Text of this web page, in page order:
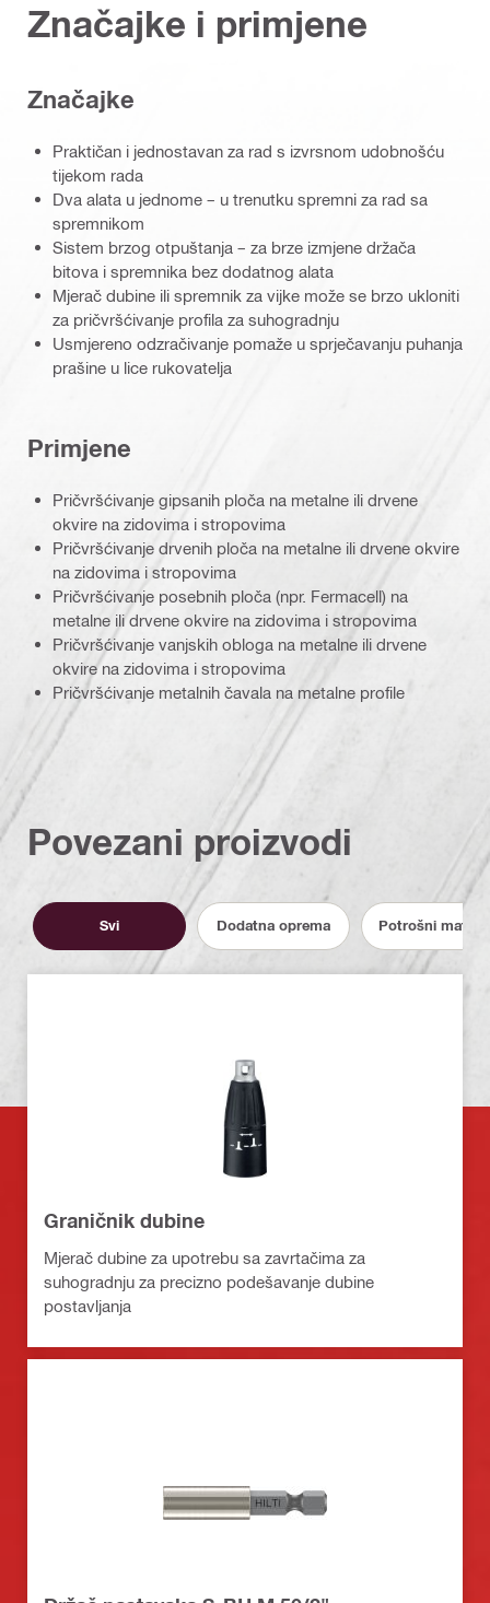
Značajke i primjene
Značajke
Praktičan i jednostavan za rad s izvrsnom udobnošću
tijekom rada
Dva alata u jednome – u trenutku spremni za rad sa
spremnikom
Sistem brzog otpuštanja – za brze izmjene držača
bitova i spremnika bez dodatnog alata
Mjerač dubine ili spremnik za vijke može se brzo ukloniti
za pričvršćivanje profila za suhogradnju
Usmjereno odzračivanje pomaže u sprječavanju puhanja
prašine u lice rukovatelja
Primjene
Pričvršćivanje gipsanih ploča na metalne ili drvene
okvire na zidovima i stropovima
Pričvršćivanje drvenih ploča na metalne ili drvene okvire
na zidovima i stropovima
Pričvršćivanje posebnih ploča (npr. Fermacell) na
metalne ili drvene okvire na zidovima i stropovima
Pričvršćivanje vanjskih obloga na metalne ili drvene
okvire na zidovima i stropovima
Pričvršćivanje metalnih čavala na metalne profile
Povezani proizvodi
Svi Dodatna oprema Potrošni
Graničnik dubine
Mjerač dubine za upotrebu sa zavrtačima za
suhogradnju za precizno podešavanje dubine
postavljanja